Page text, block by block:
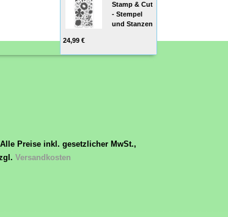
Stamp & Cut
- Stempel
und Stanzen
24,99 €
Preise inkl. gesetzlicher MwSt.,
Versandkosten